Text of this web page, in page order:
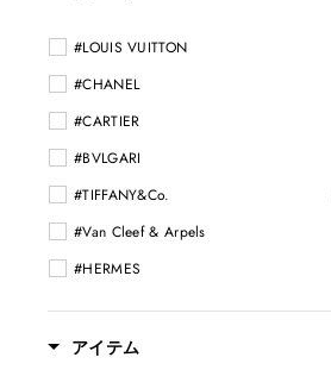
#LOUIS VUITTON
#CHANEL
#CARTIER
#BVLGARI
#TIFFANY&Co.
#Van Cleef & Arpels
#HERMES
#Chaumet
#GUCCI
アイテム